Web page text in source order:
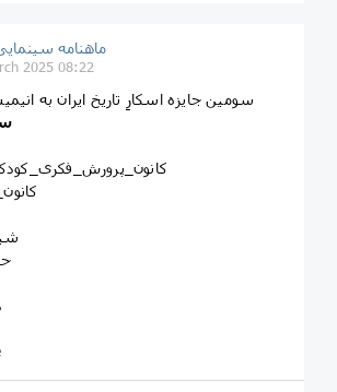
ماهنامه
2025 08:22
⭕️ سومین جایزه اسکارِ تاریخ ایران به